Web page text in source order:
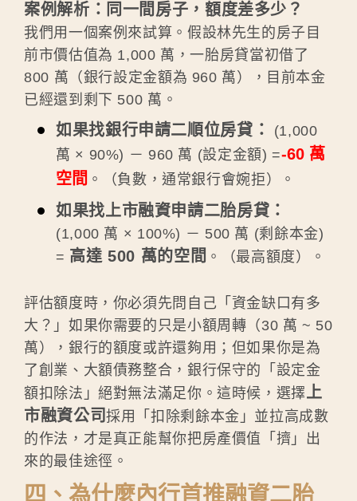
案例解析：同一間房子，額度差多少？
我們用一個案例來試算。假設林先生的房子目
前市價估值為 1,000 萬，一胎房貸當初借了
800 萬（銀行設定金額為 960 萬），目前本金
已經還到剩下 500 萬。
如果找銀行申請二順位房貸：
(1,000
萬 × 90%) － 960 萬 (設定金額) =-60 萬
空間 。（負數，通常銀行會婉拒）。
如果找上市融資申請二胎房貸：
(1,000 萬 × 100%) － 500 萬 (剩餘本金)
= 高達 500 萬的空間 。（最高額度）。
評估額度時，你必須先問自己「資金缺口有多
大？」如果你需要的只是小額周轉（30 萬 ~ 50
萬），銀行的額度或許還夠用；但如果你是為
了創業、大額債務整合，銀行保守的「設定金
額扣除法」絕對無法滿足你。這時候，選擇上
市融資公司採用「扣除剩餘本金」並拉高成數
的作法，才是真正能幫你把房產價值「擠」出
來的最佳途徑。
四、為什麼內行首推融資二胎